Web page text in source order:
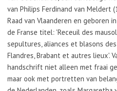
van Philips Ferdinand van Meldert
Raad van Vlaanderen en geboren
de Franse titel: 'Receuil des
sepultures, aliances et blasons
Flandres, Brabant et autres lieux'.
handschrift niet alleen met fraai
maar ook met portretten van